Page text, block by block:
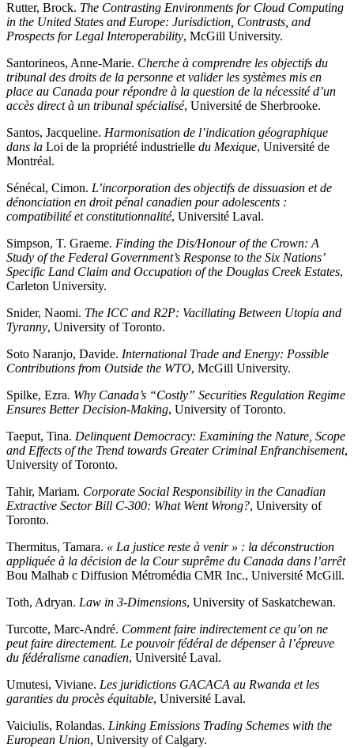
Rutter, Brock. The Contrasting Environments for Cloud Computing
in the United States and Europe: Jurisdiction, Contrasts, and
Prospects for Legal Interoperability, McGill University.
Santorineos, Anne-Marie. Cherche à comprendre les objectifs du
tribunal des droits de la personne et valider les systèmes mis en
place au Canada pour répondre à la question de la nécessité d’un
accès direct à un tribunal spécialisé, Université de Sherbrooke.
Santos, Jacqueline. Harmonisation de l’indication géographique
dans la Loi de la propriété industrielle du Mexique, Université de
Montréal.
Sénécal, Cimon. L’incorporation des objectifs de dissuasion et de
dénonciation en droit pénal canadien pour adolescents :
compatibilité et constitutionnalité, Université Laval.
Simpson, T. Graeme. Finding the Dis/Honour of the Crown: A
Study of the Federal Government’s Response to the Six Nations’
Specific Land Claim and Occupation of the Douglas Creek Estates,
Carleton University.
Snider, Naomi. The ICC and R2P: Vacillating Between Utopia and
Tyranny, University of Toronto.
Soto Naranjo, Davide. International Trade and Energy: Possible
Contributions from Outside the WTO, McGill University.
Spilke, Ezra. Why Canada’s “Costly” Securities Regulation Regime
Ensures Better Decision-Making, University of Toronto.
Taeput, Tina. Delinquent Democracy: Examining the Nature, Scope
and Effects of the Trend towards Greater Criminal Enfranchisement,
University of Toronto.
Tahir, Mariam. Corporate Social Responsibility in the Canadian
Extractive Sector Bill C-300: What Went Wrong?, University of
Toronto.
Thermitus, Tamara. « La justice reste à venir » : la déconstruction
appliquée à la décision de la Cour suprême du Canada dans l’arrêt
Bou Malhab c Diffusion Métromédia CMR Inc., Université McGill.
Toth, Adryan. Law in 3-Dimensions, University of Saskatchewan.
Turcotte, Marc-André. Comment faire indirectement ce qu’on ne
peut faire directement. Le pouvoir fédéral de dépenser à l’épreuve
du fédéralisme canadien, Université Laval.
Umutesi, Viviane. Les juridictions GACACA au Rwanda et les
garanties du procès équitable, Université Laval.
Vaiciulis, Rolandas. Linking Emissions Trading Schemes with the
European Union, University of Calgary.